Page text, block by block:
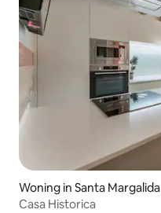
Woning in Santa Margalida
Casa Historica